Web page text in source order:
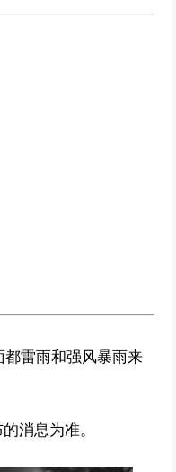
雷雨和强风暴雨来
消息为准。